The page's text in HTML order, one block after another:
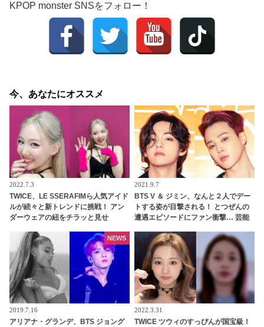
KPOP monster SNSをフォロー！
今、あなたにオススメ
2022.7.3
TWICE、LE SSERAFIMら人気アイド
ルが続々と新トレンドに挑戦！ アン
ダーウェアの紐をチラッと見せ
ァンの反応は？
2021.9.7
BTS V ＆ ジミン、なんと２人でデー
トする姿が目撃される！ とつぜんの
遭遇エピソードにファン衝撃… 芸能
けた際のリアクションまでかわいす
ぎると注目殺到
2019.7.16
アリアナ・グランデ、BTS ジョング
NEWS
2022.3.31
TWICE ツウィのすっぴんが国宝級！